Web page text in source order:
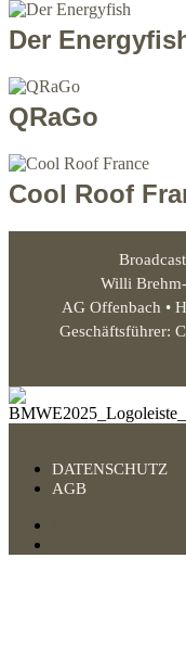
Der
QRaGo
Cool Roof
Willi
AG Offenbach •
Geschäftsführer:
DATENSCHUTZ
AGB